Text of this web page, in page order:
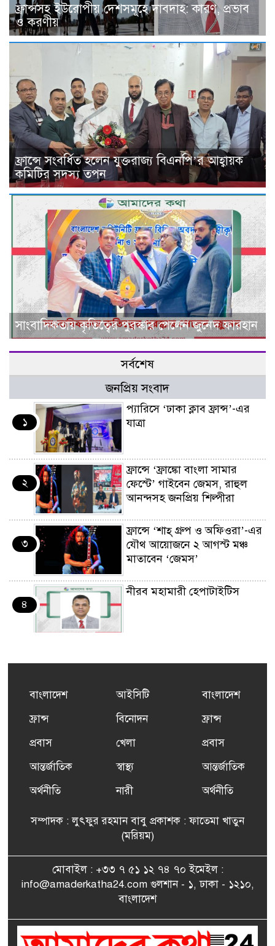
ফ্রান্সসহ ইউরোপীয় দেশসমূহে দাবদাহ: কারণ, প্রভাব
ও করণীয়
ফ্রান্সে সংবর্ধিত হলেন যুক্তরাজ্য বিএনপি’র আহ্বায়ক
কমিটির সদস্য তপন
সাংবাদিকতায় কৃতিত্বের পুরস্কার পেলেন জুনেদ ফারহান
সর্বশেষ
জনপ্রিয় সংবাদ
১
প্যারিসে ‘ঢাকা ক্লাব ফ্রান্স’-এর
যাত্রা
২
ফ্রান্সে ‘ফ্রাঙ্কো বাংলা সামার
ফেস্টে’ গাইবেন জেমস, রাহুল
আনন্দসহ জনপ্রিয় শিল্পীরা
৩
ফ্রান্সে ‘শাহ্ গ্রুপ ও অফিওরা’-এর
যৌথ আয়োজনে ২ আগস্ট মঞ্চ
মাতাবেন ‘জেমস’
৪
নীরব মহামারী হেপাটাইটিস
৫
এর সম্পূর্ণ বিনামূল্যের সুশি
ফ্রান্সসহ ইউরোপীয় দেশসমূহে
দাবদাহ: কারণ, প্রভাব ও করণীয়
ফ্রান্সে সংবর্ধিত হলেন যুক্তরাজ্য
বিএনপি’র আহ্বায়ক কমিটির
সাংবাদিকতায় কৃতিত্বের পুরস্কার
এমপি মমতাজ আলোকে
জেলা প্রবাসী এসোসিয়েশন’
বাংলাদেশ
ফ্রান্স
প্রবাস
আন্তর্জাতিক
অর্থনীতি
আইসিটি
বিনোদন
খেলা
স্বাস্থ্য
নারী
বাংলাদেশ
ফ্রান্স
প্রবাস
আন্তর্জাতিক
অর্থনীতি
সম্পাদক : লুৎফুর রহমান বাবু প্রকাশক : ফাতেমা খাতুন
(মরিয়ম)
মোবাইল : +৩৩ ৭ ৫১ ১২ ৭৪ ৭০ ইমেইল :
info@amaderkatha24.com গুলশান - ১, ঢাকা - ১২১০,
বাংলাদেশ